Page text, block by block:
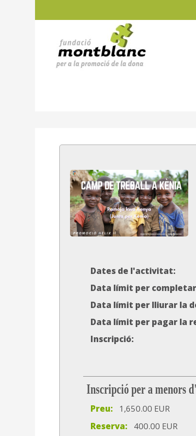
Dates de l'activitat:
Data límit per
Data límit per lliurar la
Data límit per pagar la
Inscripció:
Inscripció per a menors
Preu:
1,650.00 EUR
Reserva:
400.00 EUR